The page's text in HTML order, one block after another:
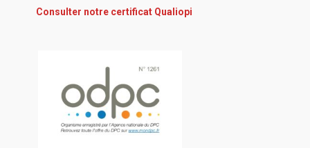
Consulter notre certificat Qualiopi